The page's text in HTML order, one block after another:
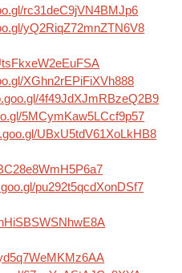
rc31deC9jVN4BMJp6
yQ2RiqZ72mnZTN6V8
XGhn2rEPiFiXVh888
4f49JdXJmRBzeQ2B9
5MCymKaw5LCcf9p57
UBxU5tdV61XoLkHB8
pu292t5qcdXonDSf7